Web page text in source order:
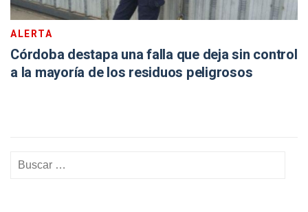
ALERTA
Córdoba destapa una falla que deja sin control
a la mayoría de los residuos peligrosos